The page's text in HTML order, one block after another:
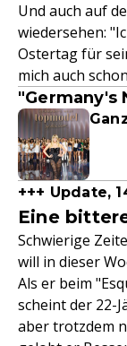
Und auch auf
wiedersehen:
Ostertag für
mich auch
"Germany's
+++ Update,
Eine
Schwierige
will in dieser
Als er beim
scheint der 22-
aber trotzdem